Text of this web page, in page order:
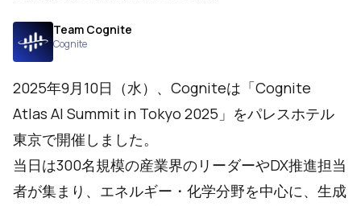
Team Cognite
Cognite
2025年9月10日（水）、Cogniteは「Cognite
Atlas AI Summit in Tokyo 2025 」をパレスホテル
東京で開催しました。
当日は300名規模の産業界のリーダーやDX推進担当
者が集まり、エネルギー・化学分野を中心に、生成